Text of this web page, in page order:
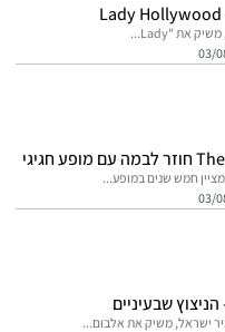
שבעיניים
משיק את אלבום...